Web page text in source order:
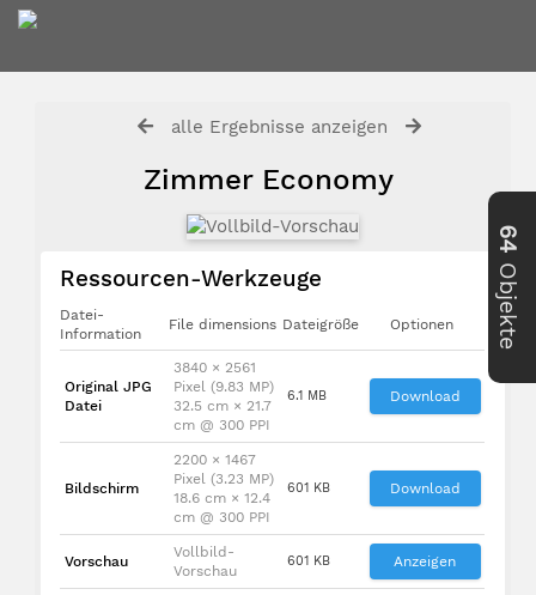
alle Ergebnisse anzeigen
Zimmer Economy
Ressourcen-Werkzeuge
Datei-
Information
File dimensions Dateigröße Optionen
Original JPG
Datei
3840 × 2561
Pixel (9.83 MP)
32.5 cm × 21.7
cm @ 300 PPI
6.1 MB Download
Bildschirm
2200 × 1467
Pixel (3.23 MP)
18.6 cm × 12.4
cm @ 300 PPI
601 KB Download
Vorschau
Vollbild-
Vorschau
601 KB Anzeigen
64
Objekte